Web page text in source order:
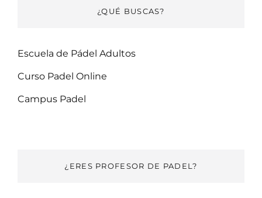
¿QUÉ BUSCAS?
Escuela de Pádel Adultos
Curso Padel Online
Campus Padel
¿ERES PROFESOR DE PADEL?